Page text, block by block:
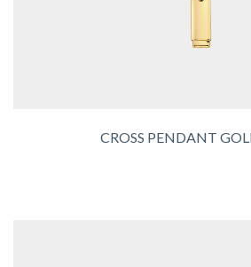
CROSS PENDANT